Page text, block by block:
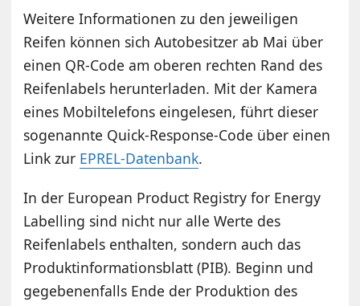
Weitere Informationen zu den jeweiligen
Reifen können sich Autobesitzer ab Mai über
einen QR-Code am oberen rechten Rand des
Reifenlabels herunterladen. Mit der Kamera
eines Mobiltelefons eingelesen, führt dieser
sogenannte Quick-Response-Code über einen
Link zur EPREL-Datenbank.
In der European Product Registry for Energy
Labelling sind nicht nur alle Werte des
Reifenlabels enthalten, sondern auch das
Produktinformationsblatt (PIB). Beginn und
gegebenenfalls Ende der Produktion des